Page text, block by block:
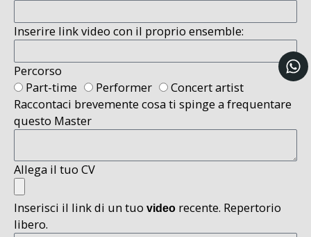
Inserire link video con il proprio ensemble:
Percorso
Part-time
Performer
Concert artist
Raccontaci brevemente cosa ti spinge a frequentare
questo Master
Allega il tuo CV
Inserisci il link di un tuo video recente. Repertorio
libero.